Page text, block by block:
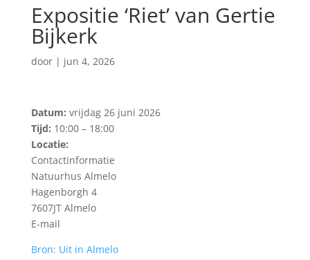
Expositie ‘Riet’ van Gertie
Bijkerk
door | jun 4, 2026
Datum: vrijdag 26 juni 2026
Tijd: 10:00 – 18:00
Locatie:
Contactinformatie
Natuurhus Almelo
Hagenborgh 4
7607JT Almelo
E-mail
Bron: Uit in Almelo